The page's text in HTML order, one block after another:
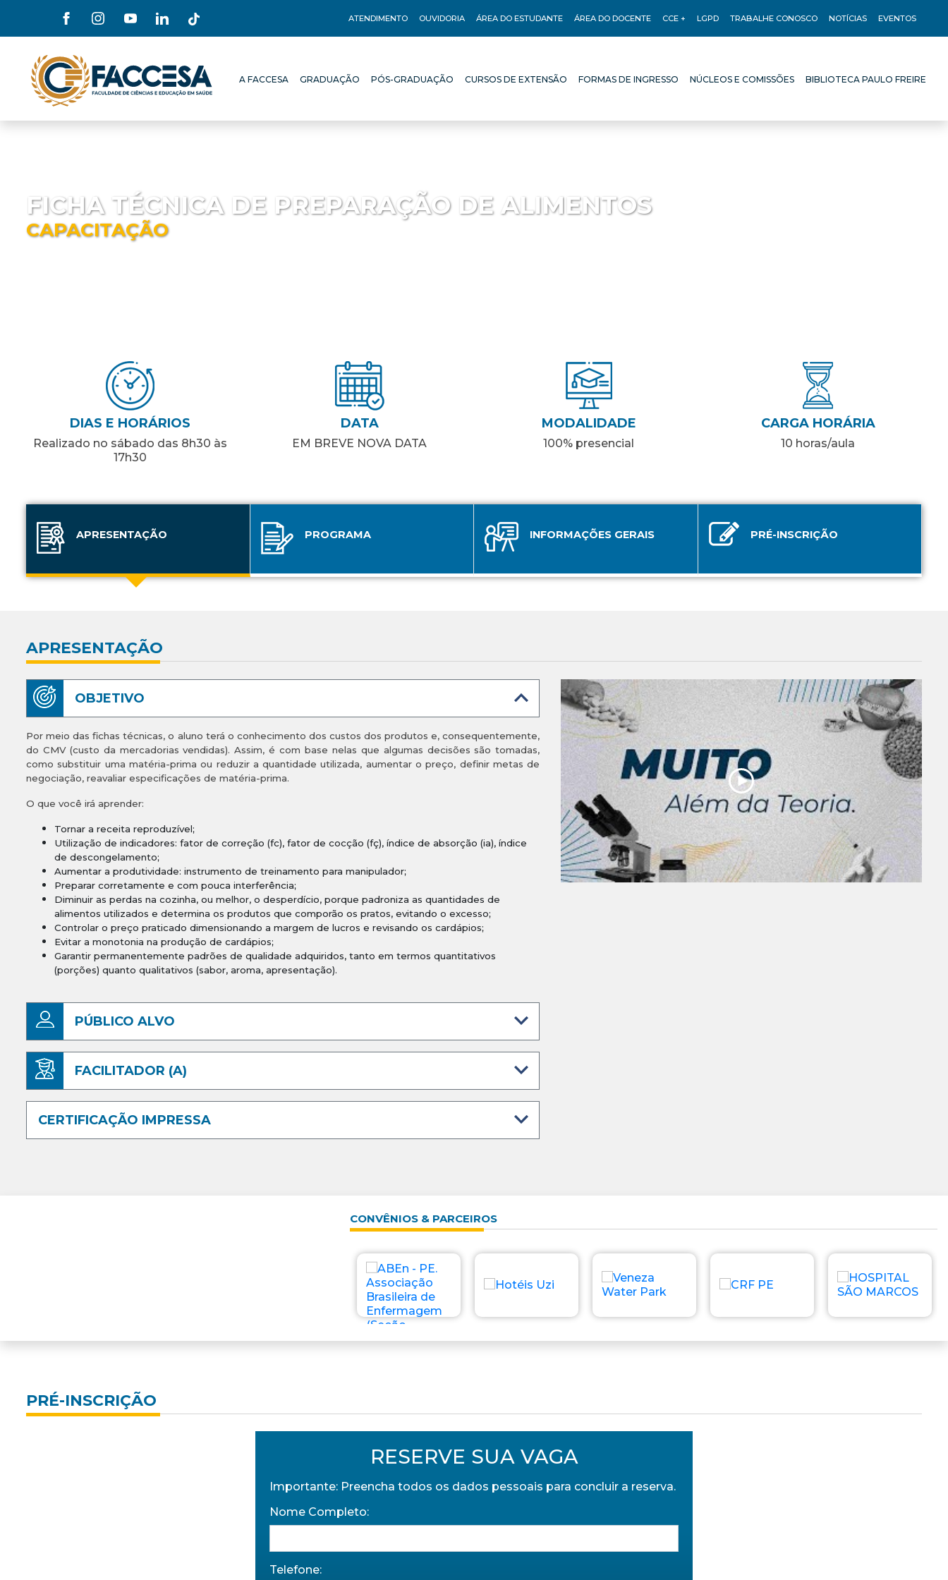
ATENDIMENTO OUVIDORIA ÁREA DO ESTUDANTE ÁREA DO DOCENTE CCE + LGPD TRABALHE CONOSCO NOTÍCIAS EVENTOS
A FACCESA
GRADUAÇÃO
PÓS-GRADUAÇÃO
CURSOS DE EXTENSÃO
FORMAS DE INGRESSO
NÚCLEOS E COMISSÕES
BIBLIOTECA PAULO FREIRE
FICHA TÉCNICA DE PREPARAÇÃO DE ALIMENTOS
CAPACITAÇÃO
DIAS E HORÁRIOS
Realizado no sábado das 8h30 às
17h30
DATA
EM BREVE NOVA DATA
MODALIDADE
100% presencial
CARGA HORÁRIA
10 horas/aula
APRESENTAÇÃO PROGRAMA INFORMAÇÕES GERAIS PRÉ-INSCRIÇÃO
APRESENTAÇÃO
OBJETIVO
Por meio das fichas técnicas, o aluno terá o conhecimento dos custos dos produtos e, consequentemente,
do CMV (custo da mercadorias vendidas). Assim, é com base nelas que algumas decisões são tomadas,
como substituir uma matéria-prima ou reduzir a quantidade utilizada, aumentar o preço, definir metas de
negociação, reavaliar especificações de matéria-prima.
O que você irá aprender:
Tornar a receita reproduzível;
Utilização de indicadores: fator de correção (fc), fator de cocção (fç), índice de absorção (ia), índice
de descongelamento;
Aumentar a produtividade: instrumento de treinamento para manipulador;
Preparar corretamente e com pouca interferência;
Diminuir as perdas na cozinha, ou melhor, o desperdício, porque padroniza as quantidades de
alimentos utilizados e determina os produtos que comporão os pratos, evitando o excesso;
Controlar o preço praticado dimensionando a margem de lucros e revisando os cardápios;
Evitar a monotonia na produção de cardápios;
Garantir permanentemente padrões de qualidade adquiridos, tanto em termos quantitativos
(porções) quanto qualitativos (sabor, aroma, apresentação).
PÚBLICO ALVO
FACILITADOR (A)
CERTIFICAÇÃO IMPRESSA
CONVÊNIOS & PARCEIROS
PRÉ-INSCRIÇÃO
RESERVE SUA VAGA
Importante: Preencha todos os dados pessoais para concluir a reserva.
Nome Completo:
Telefone: